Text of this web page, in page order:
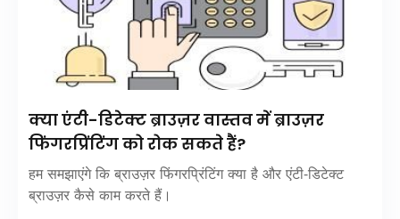
क्या एंटी-डिटेक्ट ब्राउज़र वास्तव में ब्राउज़र
फिंगरप्रिंटिंग को रोक सकते हैं?
हम समझाएंगे कि ब्राउज़र फिंगरप्रिंटिंग क्या है और एंटी-डिटेक्ट
ब्राउज़र कैसे काम करते हैं।